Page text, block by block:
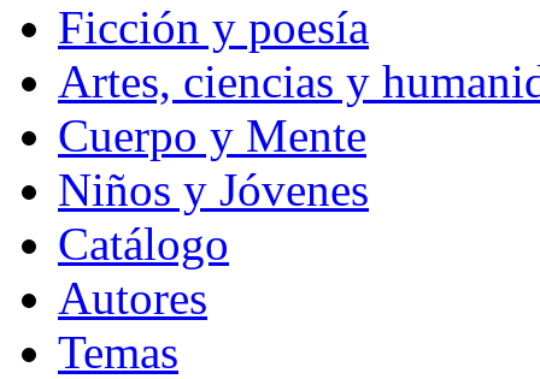
Ficción y poesía
Artes, ciencias y
Cuerpo y Mente
Niños y Jóvenes
Catálogo
Autores
Temas